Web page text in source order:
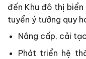
đến Khu đô thị
tuyển ý tưởng quy
Nâng cấp, cải
Phát triển hệ